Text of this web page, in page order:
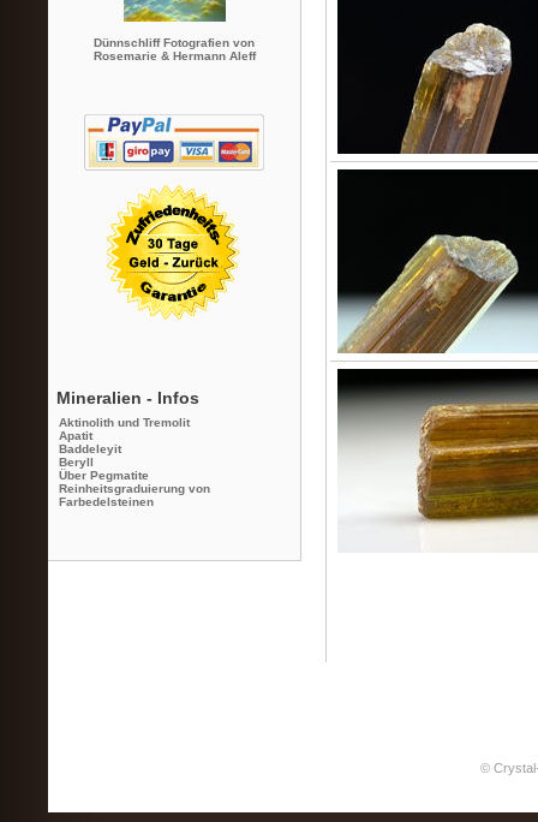
Dünnschliff Fotografien von
Rosemarie & Hermann Aleff
Mineralien - Infos
Aktinolith und Tremolit
Apatit
Baddeleyit
Beryll
Über Pegmatite
Reinheitsgraduierung von
Farbedelsteinen
©